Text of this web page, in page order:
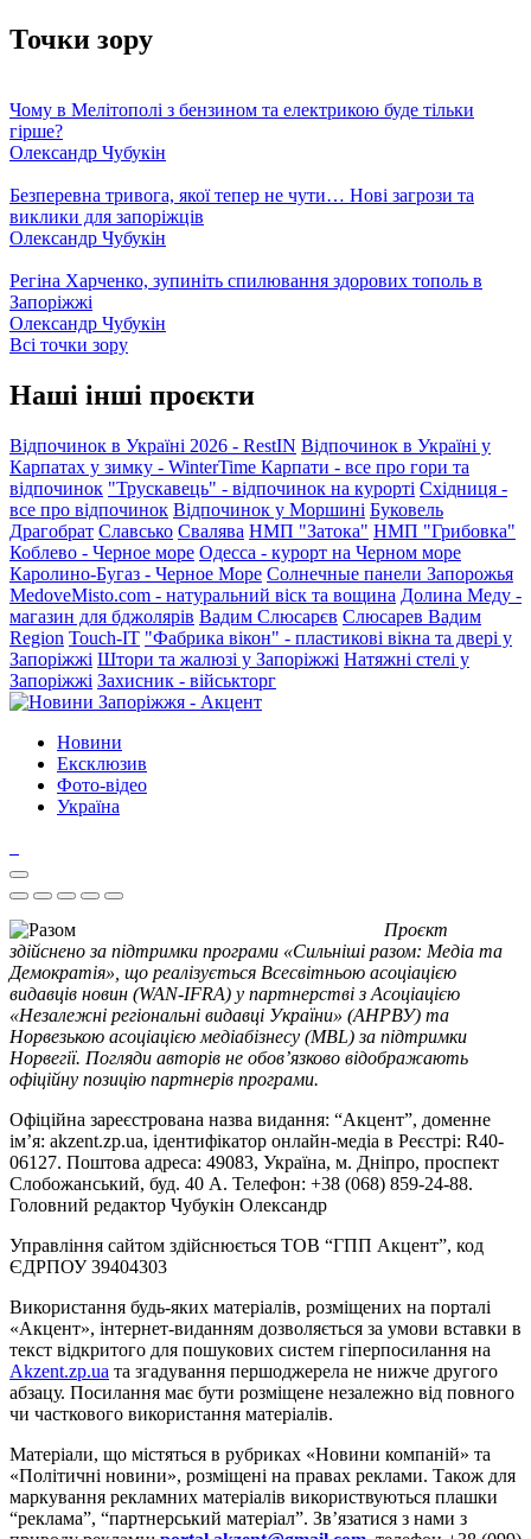
Точки зору
Чому в Мелітополі з бензином та електрикою буде тільки
гірше?
Олександр Чубукін
Безперевна тривога, якої тепер не чути… Нові загрози та
виклики для запоріжців
Олександр Чубукін
Регіна Харченко, зупиніть спилювання здорових тополь в
Запоріжжі
Олександр Чубукін
Всі точки зору
Наші інші проєкти
Відпочинок в Україні 2026 - RestIN Відпочинок в Україні у
Карпатах у зимку - WinterTime Карпати - все про гори та
відпочинок "Трускавець" - відпочинок на курорті Східниця -
все про відпочинок Відпочинок у Моршині Буковель
Драгобрат Славсько Свалява НМП "Затока" НМП "Грибовка"
Коблево - Черное море Одесса - курорт на Черном море
Каролино-Бугаз - Черное Море Солнечные панели Запорожья
MedoveMisto.com - натуральний віск та вощина Долина Меду -
магазин для бджолярів Вадим Слюсарєв Слюсарев Вадим
Region Touch-IT "Фабрика вікон" - пластикові вікна та двері у
Запоріжжі Штори та жалюзі у Запоріжжі Натяжні стелі у
Запоріжжі Захисник - військторг
Новини
Ексклюзив
Фото-відео
Україна
Проєкт
здійснено за підтримки програми «Сильніші разом: Медіа та
Демократія», що реалізується Всесвітньою асоціацією
видавців новин (WAN-IFRA) у партнерстві з Асоціацією
«Незалежні регіональні видавці України» (АНРВУ) та
Норвезькою асоціацією медіабізнесу (MBL) за підтримки
Норвегії. Погляди авторів не обов’язково відображають
офіційну позицію партнерів програми.
Офіційна зареєстрована назва видання: “Акцент”, доменне
ім’я: akzent.zp.ua, ідентифікатор онлайн-медіа в Реєстрі: R40-
06127. Поштова адреса: 49083, Україна, м. Дніпро, проспект
Слобожанський, буд. 40 А. Телефон: +38 (068) 859-24-88.
Головний редактор Чубукін Олександр
Управління сайтом здійснюється ТОВ “ГПП Акцент”, код
ЄДРПОУ 39404303
Використання будь-яких матеріалів, розміщених на порталі
«Акцент», інтернет-виданням дозволяється за умови вставки в
текст відкритого для пошукових систем гіперпосилання на
Akzent.zp.ua та згадування першоджерела не нижче другого
абзацу. Посилання має бути розміщене незалежно від повного
чи часткового використання матеріалів.
Матеріали, що містяться в рубриках «Новини компаній» та
«Політичні новини», розміщені на правах реклами. Також для
маркування рекламних матеріалів використвуються плашки
“реклама”, “партнерський матеріал”. Зв’язатися з нами з